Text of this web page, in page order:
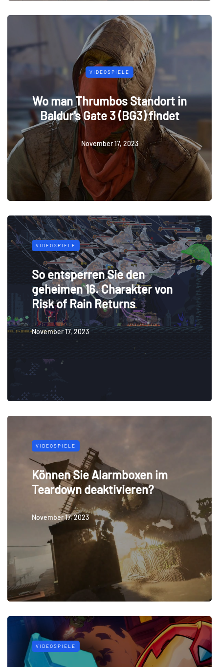
VIDEOSPIELE
Wo man Thrumbos Standort in
Baldur's Gate 3 (BG3) findet
November 17, 2023
VIDEOSPIELE
So entsperren Sie den
geheimen 16. Charakter von
Risk of Rain Returns
November 17, 2023
VIDEOSPIELE
Können Sie Alarmboxen im
Teardown deaktivieren?
November 17, 2023
VIDEOSPIELE